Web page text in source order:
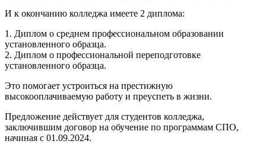
И к окончанию колледжа имеете 2 диплома:
1. Диплом о среднем профессиональном образовании
установленного образца.
2. Диплом о профессиональной переподготовке
установленного образца.
Это помогает устроиться на престижную
высокооплачиваемую работу и преуспеть в жизни.
Предложение действует для студентов колледжа,
заключившим договор на обучение по программам СПО,
начиная с 01.09.2024.